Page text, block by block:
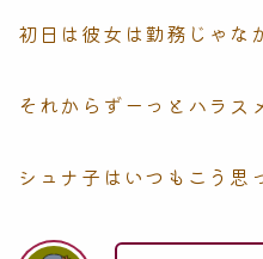
初日は彼女は勤務じゃな
それからずーっとハラス
シュナ子はいつもこう思